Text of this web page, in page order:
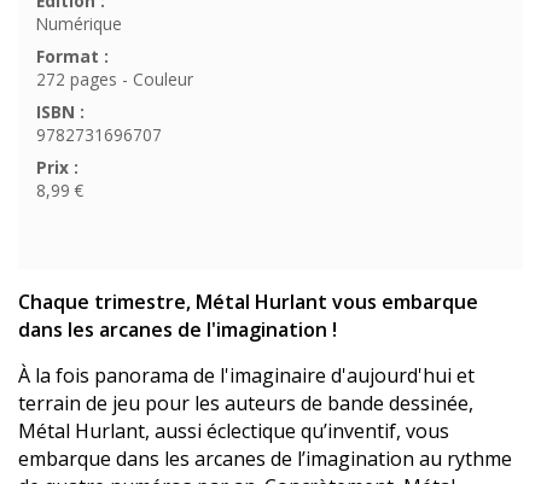
Numérique
Format :
272 pages - Couleur
ISBN :
9782731696707
Prix :
8,99 €
Chaque trimestre, Métal Hurlant vous embarque
dans les arcanes de l'imagination !
À la fois panorama de l'imaginaire d'aujourd'hui et
terrain de jeu pour les auteurs de bande dessinée,
Métal Hurlant, aussi éclectique qu’inventif, vous
embarque dans les arcanes de l’imagination au rythme